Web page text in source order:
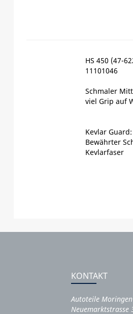
HS 450 (47-
11101046
Schmaler
viel Grip auf
Kevlar Guard:
Bewährter
Kevlarfaser
KONTAKT
Autoteile
Neuemarktstrasse